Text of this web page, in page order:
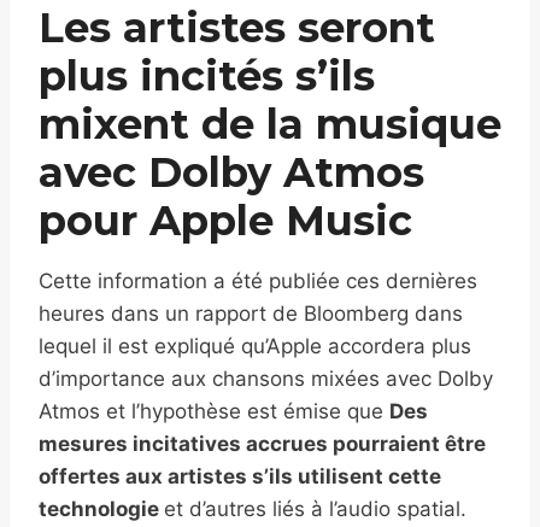
Les artistes seront
plus incités s’ils
mixent de la musique
avec Dolby Atmos
pour Apple Music
Cette information a été publiée ces dernières
heures dans un rapport de Bloomberg dans
lequel il est expliqué qu’Apple accordera plus
d’importance aux chansons mixées avec Dolby
Atmos et l’hypothèse est émise que Des
mesures incitatives accrues pourraient être
offertes aux artistes s’ils utilisent cette
technologie et d’autres liés à l’audio spatial.